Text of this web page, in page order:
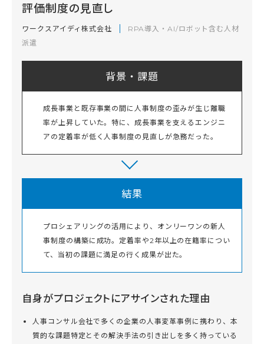
評価制度の見直し
ワークスアイディ株式会社
RPA導入・AI/ロボット含む人材
派遣
背景・課題
成長事業と既存事業の間に人事制度の歪みが生じ離職
率が上昇していた。特に、成長事業を支えるエンジニ
アの定着率が低く人事制度の見直しが急務だった。
結果
プロシェアリングの活用により、オンリーワンの新人
事制度の構築に成功。定着率や2年以上の在籍率につい
て、当初の課題に満足の行く成果が出た。
自身がプロジェクトにアサインされた理由
人事コンサル会社で多くの企業の人事変革事例に携わり、本
質的な課題特定とその解決手法の引き出しを多く持っている